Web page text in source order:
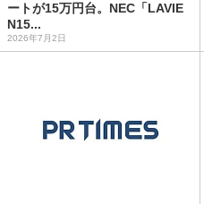
ートが15万円台。NEC「LAVIE
N15...
2026年7月2日